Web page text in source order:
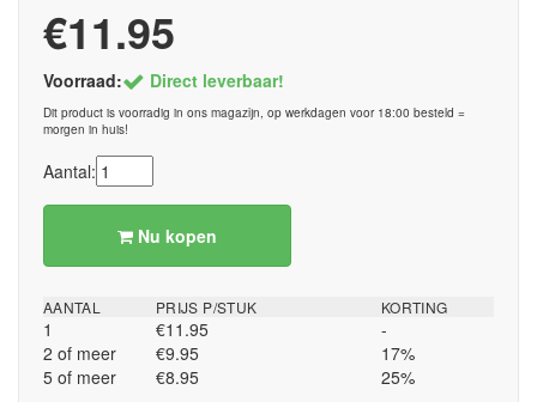
€11.95
Voorraad: Direct leverbaar!
Dit product is voorradig in ons magazijn, op werkdagen voor 18:00 besteld =
morgen in huis!
Aantal:
Nu kopen
AANTAL
1
2 of meer
5 of meer
PRIJS P/STUK
€11.95
€9.95
€8.95
KORTING
-
17%
25%